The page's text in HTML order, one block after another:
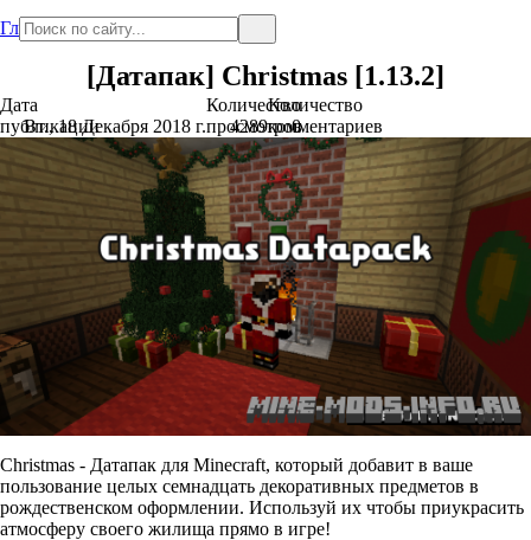
Главная
[Датапак] Christmas [1.13.2]
Дата
публикации
Вт., 18 Декабря 2018 г.
Количество
просмотров
4289
Количество
комментариев
0
Christmas - Датапак для Minecraft, который добавит в ваше
пользование целых семнадцать декоративных предметов в
рождественском оформлении. Используй их чтобы приукрасить
атмосферу своего жилища прямо в игре!